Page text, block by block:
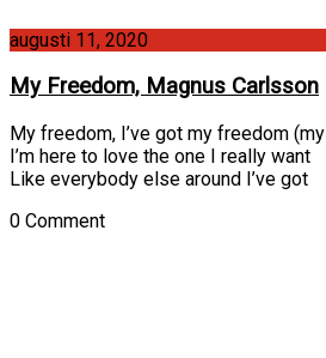
augusti 11, 2020
My Freedom, Magnus Carlsson
My freedom, I’ve got my freedom
I’m here to love the one I really want
Like everybody else around I’ve got
0 Comment